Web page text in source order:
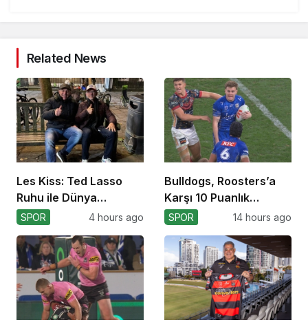
Related News
Les Kiss: Ted Lasso
Ruhu ile Dünya
Kupası’na
SPOR 4 hours ago
Bulldogs, Roosters’a
Karşı 10 Puanlık
Avantajı Yitirdi
SPOR 14 hours ago